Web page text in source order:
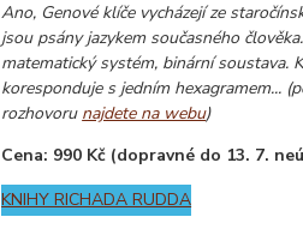
Ano, Genové klíče vycházejí ze
jsou psány jazykem současného
matematický systém, binární soustava.
koresponduje s jedním hexagramem...
rozhovoru najdete na webu)
Cena: 990 Kč (dopravné do 13. 7.
KNIHY RICHADA RUDDA